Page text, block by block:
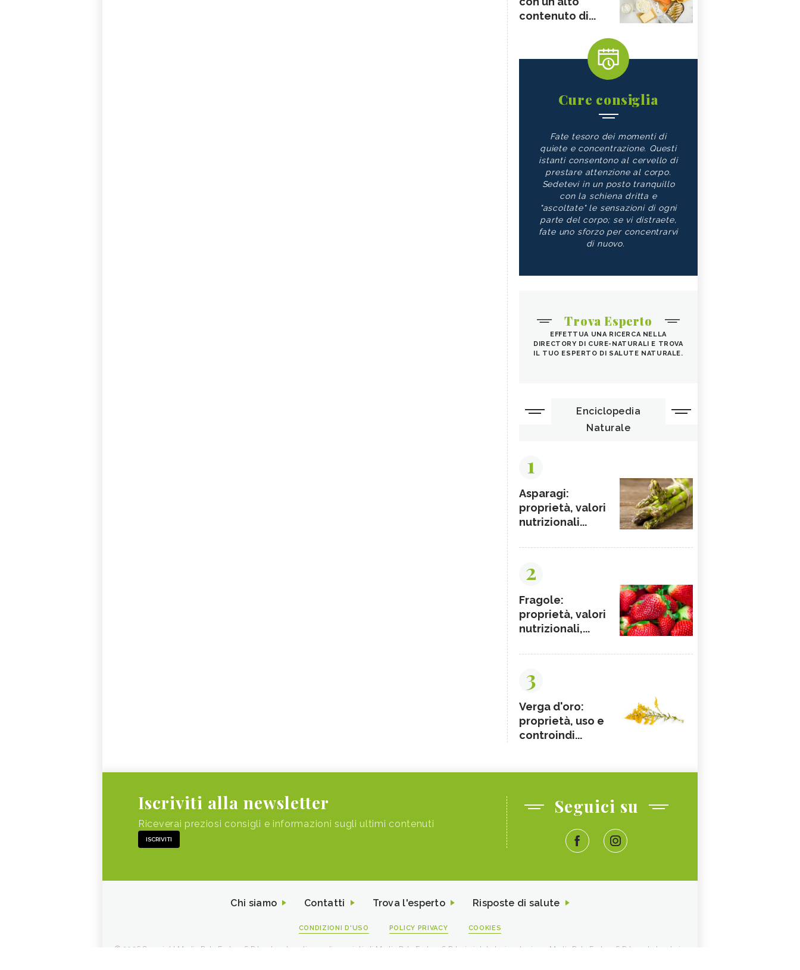
contenuto di...
Cure consiglia
Fate tesoro dei momenti di
quiete e concentrazione. Questi
istanti consentono al cervello di
prestare attenzione al corpo.
Sedetevi in un posto tranquillo
con la schiena dritta e
"ascoltate" le sensazioni di ogni
parte del corpo; se vi distraete,
fate uno sforzo per concentrarvi
di nuovo.
Trova Esperto
EFFETTUA UNA RICERCA NELLA
DIRECTORY DI CURE-NATURALI E TROVA
IL TUO ESPERTO DI SALUTE NATURALE.
Enciclopedia
Naturale
1
Asparagi:
proprietà, valori
nutrizionali...
2
Fragole:
proprietà, valori
nutrizionali,...
3
Verga d'oro:
proprietà, uso e
controindi...
Iscriviti alla newsletter
Riceverai preziosi consigli e informazioni sugli ultimi contenuti
ISCRIVITI
Seguici su
Chi siamo Contatti Trova l'esperto Risposte di salute
CONDIZIONI D'USO POLICY PRIVACY COOKIES
© 2026 Copyright Media Data Factory S.R.L. - I contenuti sono di proprietà di Media Data Factory S.R.L, è vietata la riproduzione. Media Data Factory S.R.L. sede legale in